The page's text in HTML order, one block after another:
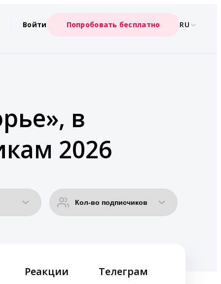
Войти Попробовать бесплатно RU
в
2026
Реакции Телеграм